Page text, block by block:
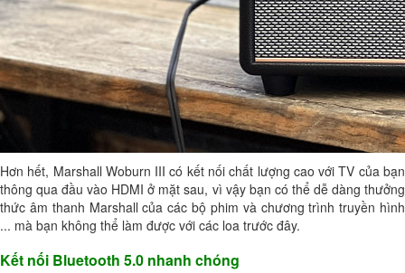
Hơn hết, Marshall Woburn III có kết nối chất lượng cao với TV của bạn
thông qua đầu vào HDMI ở mặt sau, vì vậy bạn có thể dễ dàng thưởng
thức âm thanh Marshall của các bộ phim và chương trình truyền hình
... mà bạn không thể làm được với các loa trước đây.
Kết nối Bluetooth 5.0 nhanh chóng